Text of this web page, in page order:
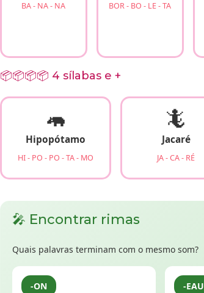
BA - NA - NA BOR - BO - LE - TA
📦📦📦📦 4 sílabas e +
🦛
Hipopótamo
HI - PO - PO - TA - MO
🦎
Jacaré
JA - CA - RÉ
🎤 Encontrar rimas
Quais palavras terminam com o mesmo som?
-ON -EAU